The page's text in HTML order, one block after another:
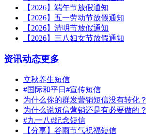
【2026】端午节放假通知
【2026】五一劳动节放假通知
【2026】清明节放假通知
【2026】三八妇女节放假通知
资讯动态更多
立秋养生短信
#国际和平日#宣传短信
为什么你的群发营销短信没有转化？
为什么说短信营销还是有必要做的？
#九一八#纪念短信
【分享】谷雨节气祝福短信